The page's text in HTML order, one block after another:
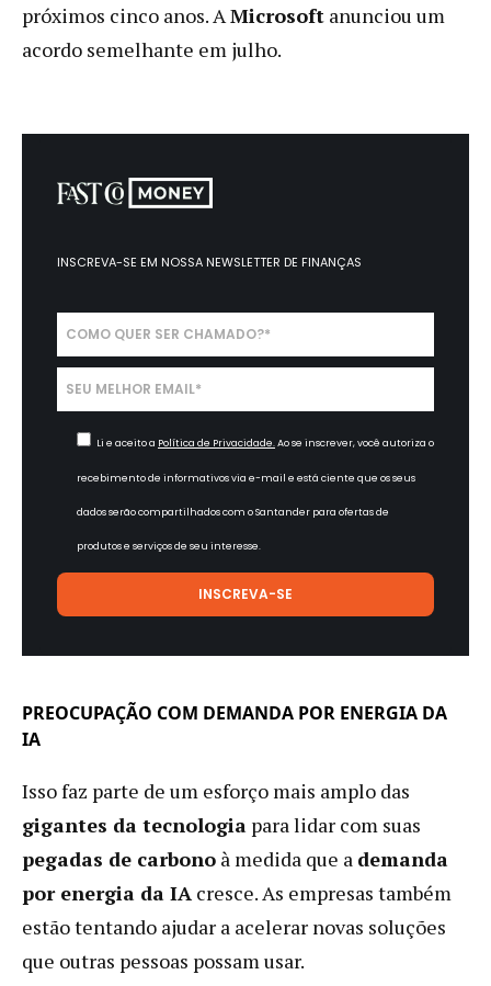
próximos cinco anos. AMicrosoft anunciou um
acordo semelhante em julho.
INSCREVA-SE EM NOSSA NEWSLETTER DE FINANÇAS
Li e aceito a Política de Privacidade.Ao se inscrever, você autoriza o
recebimento de informativos via e-mail e está ciente que os seus
dados serão compartilhados com o Santander para ofertas de
produtos e serviços de seu interesse.
PREOCUPAÇÃO COM DEMANDA POR ENERGIA DA
IA
Isso faz parte de um esforço mais amplo das
gigantes da tecnologia para lidar com suas
pegadas de carbono à medida que a demanda
por energia da IA ​​cresce. As empresas também
estão tentando ajudar a acelerar novas soluções
que outras pessoas possam usar.